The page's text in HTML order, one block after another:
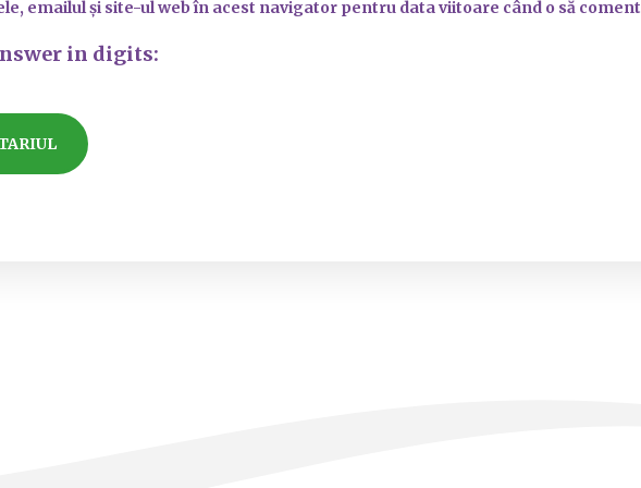
emailul și site-ul web în acest navigator pentru data viitoare când o să
in digits: